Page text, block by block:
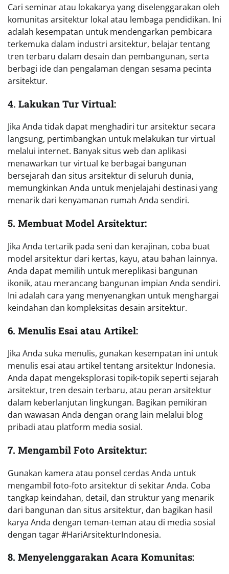
Cari seminar atau lokakarya yang diselenggarakan oleh
komunitas arsitektur lokal atau lembaga pendidikan. Ini
adalah kesempatan untuk mendengarkan pembicara
terkemuka dalam industri arsitektur, belajar tentang
tren terbaru dalam desain dan pembangunan, serta
berbagi ide dan pengalaman dengan sesama pecinta
arsitektur.
4. Lakukan Tur Virtual:
Jika Anda tidak dapat menghadiri tur arsitektur secara
langsung, pertimbangkan untuk melakukan tur virtual
melalui internet. Banyak situs web dan aplikasi
menawarkan tur virtual ke berbagai bangunan
bersejarah dan situs arsitektur di seluruh dunia,
memungkinkan Anda untuk menjelajahi destinasi yang
menarik dari kenyamanan rumah Anda sendiri.
5. Membuat Model Arsitektur:
Jika Anda tertarik pada seni dan kerajinan, coba buat
model arsitektur dari kertas, kayu, atau bahan lainnya.
Anda dapat memilih untuk mereplikasi bangunan
ikonik, atau merancang bangunan impian Anda sendiri.
Ini adalah cara yang menyenangkan untuk menghargai
keindahan dan kompleksitas desain arsitektur.
6. Menulis Esai atau Artikel:
Jika Anda suka menulis, gunakan kesempatan ini untuk
menulis esai atau artikel tentang arsitektur Indonesia.
Anda dapat mengeksplorasi topik-topik seperti sejarah
arsitektur, tren desain terbaru, atau peran arsitektur
dalam keberlanjutan lingkungan. Bagikan pemikiran
dan wawasan Anda dengan orang lain melalui blog
pribadi atau platform media sosial.
7. Mengambil Foto Arsitektur:
Gunakan kamera atau ponsel cerdas Anda untuk
mengambil foto-foto arsitektur di sekitar Anda. Coba
tangkap keindahan, detail, dan struktur yang menarik
dari bangunan dan situs arsitektur, dan bagikan hasil
karya Anda dengan teman-teman atau di media sosial
dengan tagar #HariArsitekturIndonesia.
8. Menyelenggarakan Acara Komunitas: